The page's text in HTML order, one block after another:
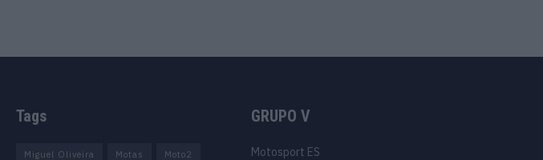
Tags
Miguel Oliveira Motas Moto2
GRUPO V
Motosport ES